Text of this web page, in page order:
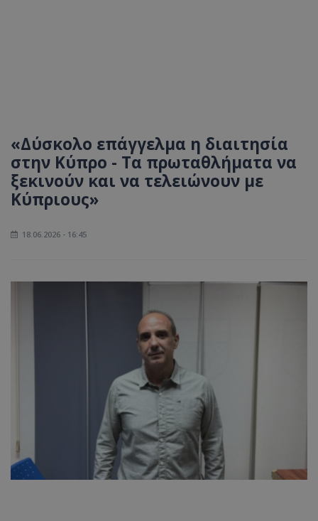
«Δύσκολο επάγγελμα η διαιτησία
στην Κύπρο - Τα πρωταθλήματα να
ξεκινούν και να τελειώνουν με
Κύπριους»
18.06.2026 - 16:45